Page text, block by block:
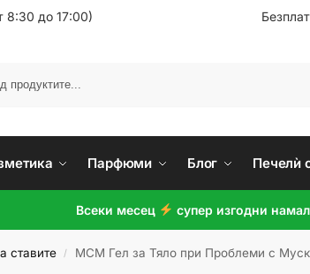
8:30 до 17:00)
Парфюми Блог Печелѝ
Всеки месец супер изгодни
ставите / МСМ Гел за Тяло при Проблеми с